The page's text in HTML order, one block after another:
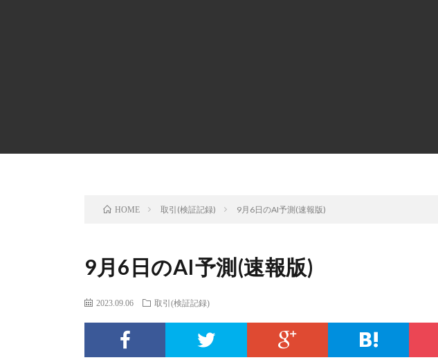
HOME 取引(検証記録) 9月6日のAI予測(速報版)
9月6日のAI予測(速報版)
2023.09.06 取引(検証記録)